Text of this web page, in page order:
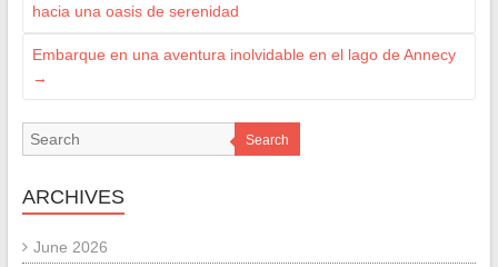
hacia una oasis de serenidad
Embarque en una aventura inolvidable en el lago de Annecy
→
Search
ARCHIVES
June 2026